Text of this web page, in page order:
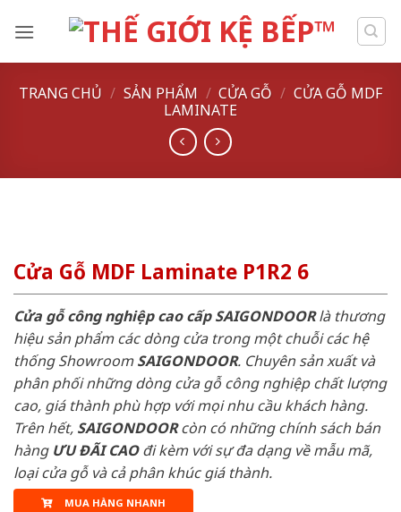
TRANG CHỦ / SẢN PHẨM / CỬA GỖ / CỬA GỖ MDF
LAMINATE
Cửa Gỗ MDF Laminate P1R2 6
Cửa gỗ công nghiệp cao cấp SAIGONDOORlà thương
hiệu sản phẩm các dòng cửa trong một chuỗi các hệ
thống ShowroomSAIGONDOOR. Chuyên sản xuất và
phân phối những dòng cửa gỗ công nghiệp chất lượng
cao, giá thành phù hợp với mọi nhu cầu khách hàng.
Trên hết, SAIGONDOORcòn có những chính sách bán
hàng ƯU ĐÃI CAOđi kèm với sự đa dạng về mẫu mã,
loại cửa gỗ và cả phân khúc giá thành.
MUA HÀNG NHANH